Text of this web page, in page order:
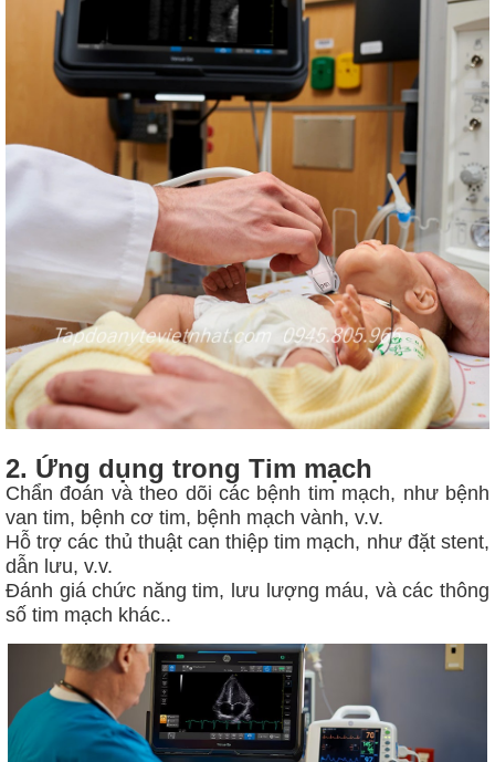
2. Ứng dụng trong Tim mạch
Chẩn đoán và theo dõi các bệnh tim mạch, như bệnh
van tim, bệnh cơ tim, bệnh mạch vành, v.v.
Hỗ trợ các thủ thuật can thiệp tim mạch, như đặt stent,
dẫn lưu, v.v.
Đánh giá chức năng tim, lưu lượng máu, và các thông
số tim mạch khác..